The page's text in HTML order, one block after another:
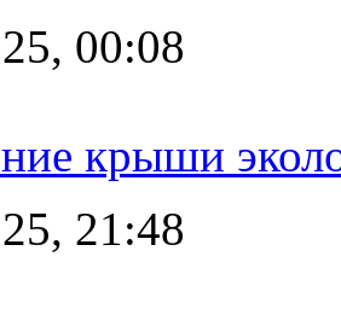
00:08
крыши
21:48